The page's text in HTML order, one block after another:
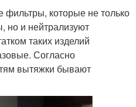
фильтры, которые не только
но и нейтрализуют
таких изделий
Согласно
вытяжки бывают